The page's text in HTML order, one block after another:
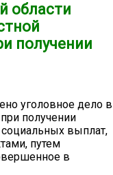
области
получении
уголовное дело в
получении
выплат,
путем
в